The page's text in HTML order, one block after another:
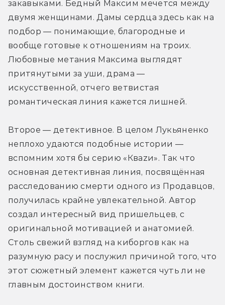
закавыками. Бедный Максим мечется между
двумя женщинами. Дамы сердца здесь как на
подбор — понимающие, благородные и
вообще готовые к отношениям на троих.
Любовные метания Максима выглядят
притянутыми за уши, драма —
искусственной, отчего ветвистая
романтическая линия кажется лишней.
Второе — детективное. В целом Лукьяненко
неплохо удаются подобные истории —
вспомним хотя бы серию «Кваzи». Так что
основная детективная линия, посвящённая
расследованию смерти одного из Продавцов,
получилась крайне увлекательной. Автор
создал интересный вид пришельцев, с
оригинальной мотивацией и анатомией.
Столь свежий взгляд на киборгов как на
разумную расу и послужил причиной того, что
этот сюжетный элемент кажется чуть ли не
главным достоинством книги.